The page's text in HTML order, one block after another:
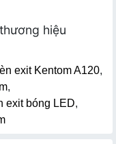
hiệu
exit Kentom A120,
,
exit bóng LED,